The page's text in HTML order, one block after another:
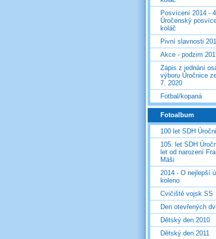
Posvícení 2014 -
Úročenský
koláč
Pivní slavnosti
Akce - podzim
Zápis z jednání
výboru Úročnice
7. 2020
Fotbal/kopaná
Fotoalbum
100 let SDH
105. let SDH
let od narození
Máši
2014 - O nejlepší
koleno
Cvičiště vojsk SS
Den otevřených
Dětský den 2010
Dětský den 2011